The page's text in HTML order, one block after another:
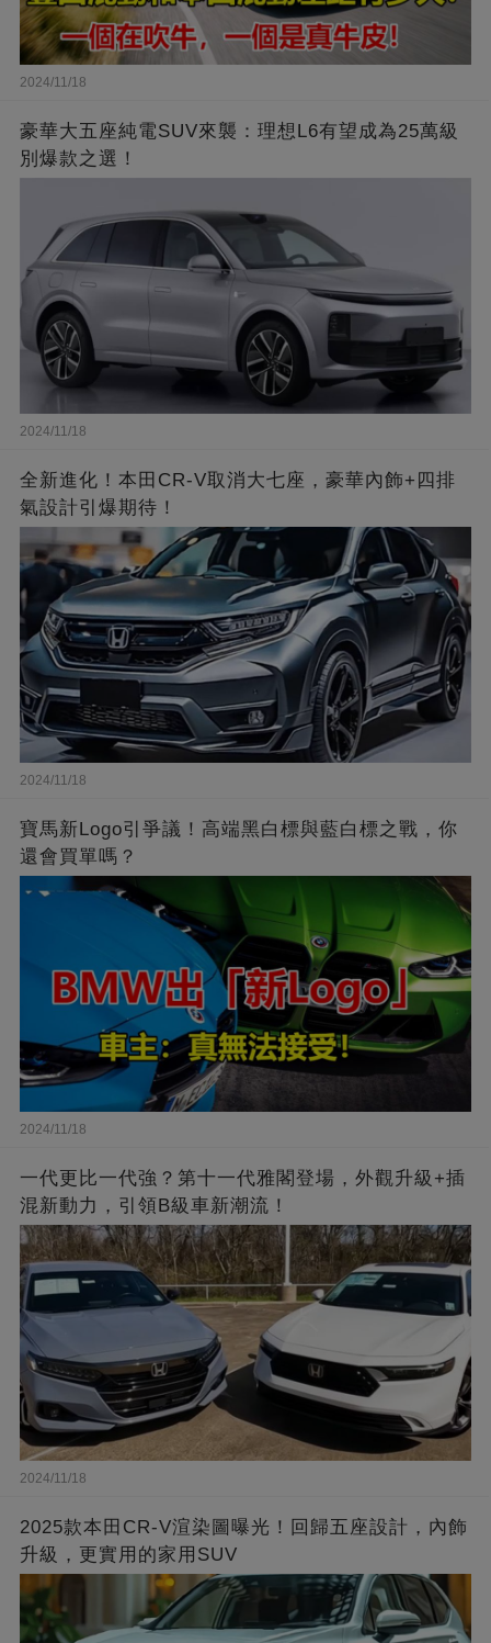
2024/11/18
豪華大五座純電SUV來襲：理想L6有望成為25萬級
別爆款之選！
2024/11/18
全新進化！本田CR-V取消大七座，豪華內飾+四排
氣設計引爆期待！
2024/11/18
寶馬新Logo引爭議！高端黑白標與藍白標之戰，你
還會買單嗎？
2024/11/18
一代更比一代強？第十一代雅閣登場，外觀升級+插
混新動力，引領B級車新潮流！
2024/11/18
2025款本田CR-V渲染圖曝光！回歸五座設計，內飾
升級，更實用的家用SUV